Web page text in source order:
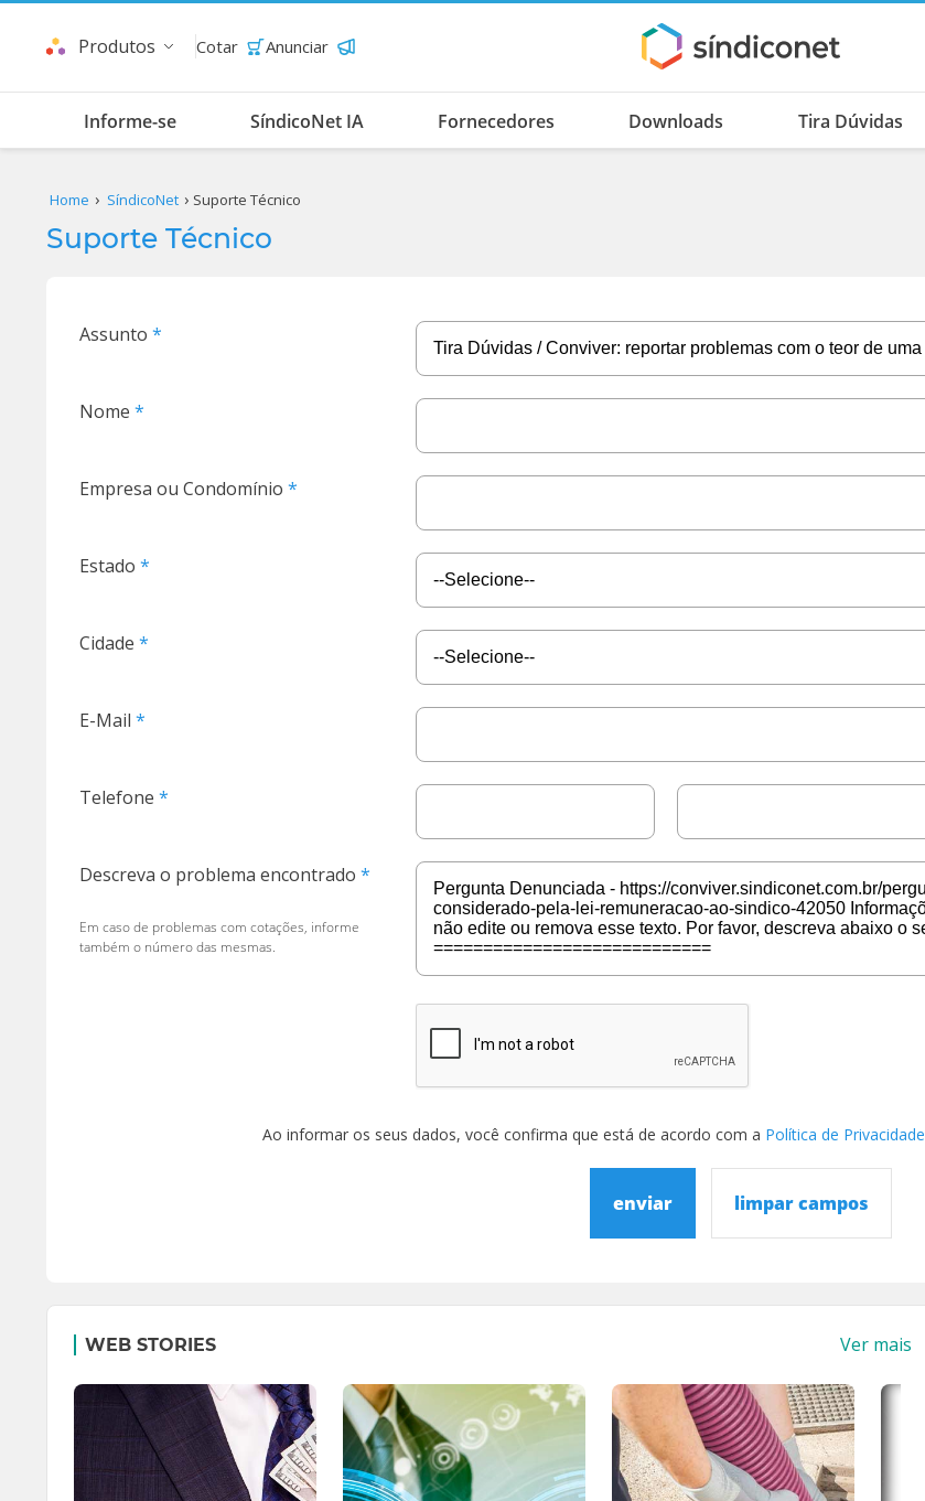
Produtos Cotar Anunciar
Informe-se SíndicoNet IA Fornecedores Downloads Tira Dúvidas
Home SíndicoNet Suporte Técnico
Suporte Técnico
Assunto
Nome
Empresa ou Condomínio
Estado
Cidade
E-Mail
Telefone
Descreva o problema encontrado
Em caso de problemas com cotações, informe
também o número das mesmas.
Ao informar os seus dados, você confirma que está de acordo com a Política de Privacidade
enviar limpar campos
WEB STORIES Ver mais